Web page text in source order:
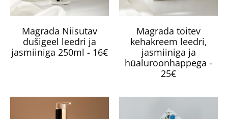
Magrada Niisutav
dušigeel leedri ja
jasmiiniga 250ml - 16€
Magrada toitev
kehakreem leedri,
jasmiiniga ja
hüaluroonhappega -
25€